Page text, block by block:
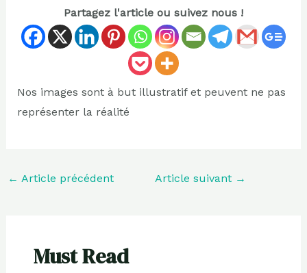
Partagez l'article ou suivez nous !
Nos images sont à but illustratif et peuvent ne pas
représenter la réalité
← Article précédent Article suivant →
Must Read